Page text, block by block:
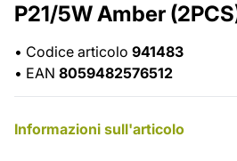
P21/5W Amber
• Codice articolo 941483
• EAN 8059482576512
Informazioni sull'articolo